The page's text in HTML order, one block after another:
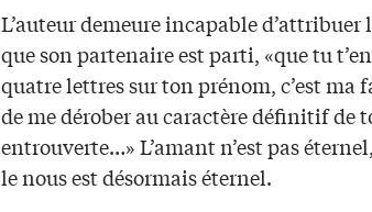
L’auteur demeure incapable
que son partenaire est parti, «que tu
quatre lettres sur ton prénom, c’est ma
de me dérober au caractère définitif de
entrouverte…» L’amant n’est pas
le nous est désormais éternel.